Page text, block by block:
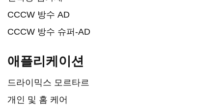
CCCW 방수 AD
CCCW 방수 슈퍼-AD
애플리케이션
드라이믹스 모르타르
개인 및 홈 케어